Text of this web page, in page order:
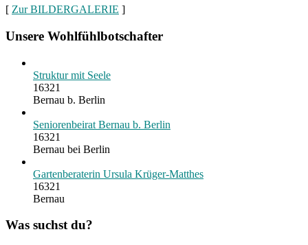
[ Zur BILDERGALERIE ]
Unsere Wohlfühlbotschafter
Struktur mit Seele
16321
Bernau b. Berlin
Seniorenbeirat Bernau b. Berlin
16321
Bernau bei Berlin
Gartenberaterin Ursula Krüger-Matthes
16321
Bernau
Was suchst du?